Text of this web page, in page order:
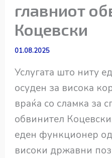
главниот
Коцевски
01.08.2025
Услугата што ниту
осуден за висока
враќа со сламка за
обвинител
еден функционер
високи државни